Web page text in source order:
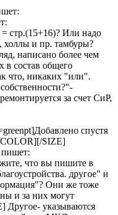
стр.(15+16)? Или надо
холлы и пр. тамбуры?
написано более чем
в состав общего
что, никаких "или".
за счет СиР,
спустя
COLOR][/SIZE]
пишет:
что вы пишите в
другое" и
Они же тоже
и за них могут
Другое- указываются